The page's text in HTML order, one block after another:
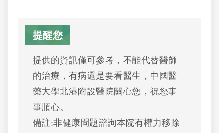
提醒您
提供的資訊僅可參考，不能代替醫師
的治療，有病還是要看醫生，中國醫
藥大學北港附設醫院關心您，祝您事
事順心。
備註:非健康問題諮詢本院有權力移除